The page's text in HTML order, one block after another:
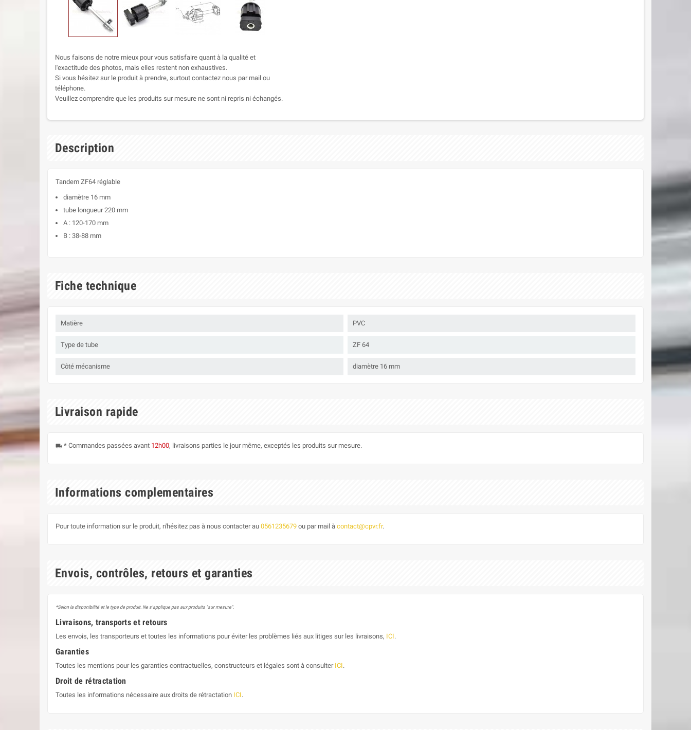
Nous faisons de notre mieux pour vous satisfaire quant à la qualité et
l'exactitude des photos, mais elles restent non exhaustives.
Si vous hésitez sur le produit à prendre, surtout contactez nous par mail ou
téléphone.
Veuillez comprendre que les produits sur mesure ne sont ni repris ni échangés.
Description
Tandem ZF64 réglable
diamètre 16 mm
tube longueur 220 mm
A : 120-170 mm
B : 38-88 mm
Fiche technique
Matière PVC
Type de tube ZF 64
Côté mécanisme diamètre 16 mm
Livraison rapide
local_shipping * Commandes passées avant 12h00, livraisons parties le jour même, exceptés les produits sur mesure.
Informations complementaires
Pour toute information sur le produit, n'hésitez pas à nous contacter au 0561235679 ou par mail à contact@cpvr.fr.
Envois, contrôles, retours et garanties
*Selon la disponibilité et le type de produit. Ne s'applique pas aux produits "sur mesure".
Livraisons, transports et retours
Les envois, les transporteurs et toutes les informations pour éviter les problèmes liés aux litiges sur les livraisons, ICI.
Garanties
Toutes les mentions pour les garanties contractuelles, constructeurs et légales sont à consulter ICI.
Droit de rétractation
Toutes les informations nécessaire aux droits de rétractation ICI.